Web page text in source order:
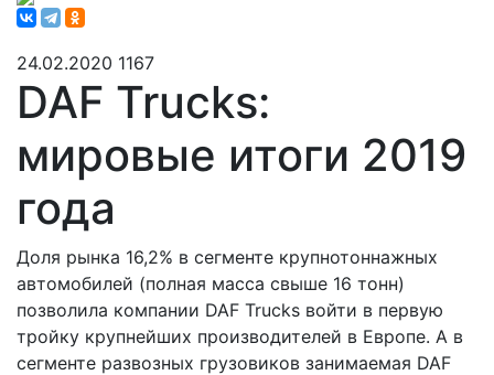
24.02.2020 1167
DAF Trucks:
мировые итоги 2019
года
Доля рынка 16,2% в сегменте крупнотоннажных
автомобилей (полная масса свыше 16 тонн)
позволила компании DAF Trucks войти в первую
тройку крупнейших производителей в Европе. А в
сегменте развозных грузовиков занимаемая DAF